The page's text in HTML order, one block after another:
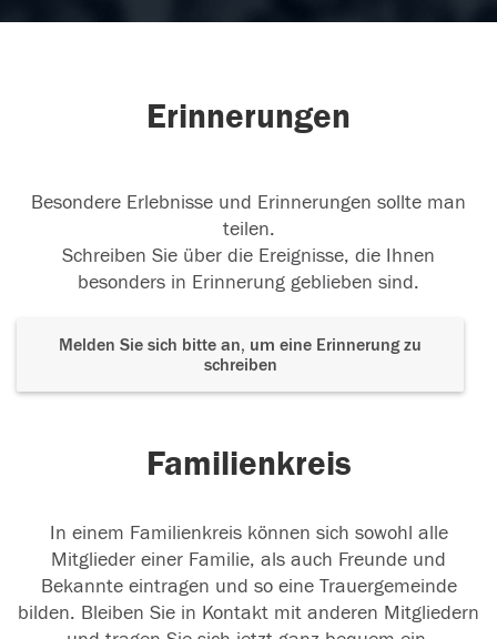
Erinnerungen
Besondere Erlebnisse und Erinnerungen sollte man
teilen.
Schreiben Sie über die Ereignisse, die Ihnen
besonders in Erinnerung geblieben sind.
Melden Sie sich bitte an, um eine Erinnerung zu
schreiben
Familienkreis
In einem Familienkreis können sich sowohl alle
Mitglieder einer Familie, als auch Freunde und
Bekannte eintragen und so eine Trauergemeinde
bilden. Bleiben Sie in Kontakt mit anderen Mitgliedern